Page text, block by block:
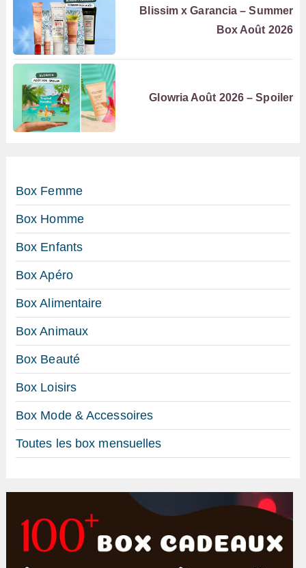
Blissim x Garancia – Summer
Box Août 2026
Glowria Août 2026 – Spoiler
Box Femme
Box Homme
Box Enfants
Box Apéro
Box Alimentaire
Box Animaux
Box Beauté
Box Loisirs
Box Mode & Accessoires
Toutes les box mensuelles